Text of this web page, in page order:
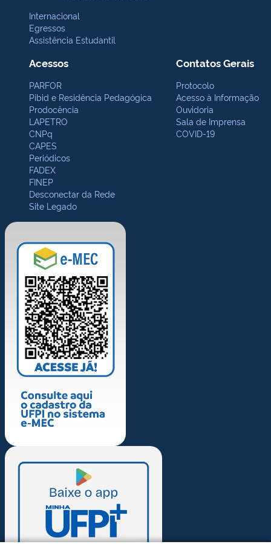
Internacional
Egressos
Assistência Estudantil
Acessos
PARFOR
Pibid e Residência Pedagógica
Prodocência
LAPETRO
CNPq
CAPES
Periódicos
FADEX
FINEP
Desconectar da Rede
Site Legado
Contatos Gerais
Protocolo
Acesso à Informação
Ouvidoria
Sala de Imprensa
COVID-19